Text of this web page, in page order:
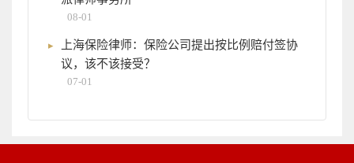
08-01
上海保险律师：保险公司提出按比例赔付签协
议，该不该接受？
07-01